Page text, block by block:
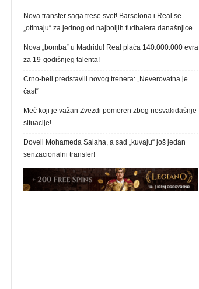
Nova transfer saga trese svet! Barselona i Real se
„otimaju“ za jednog od najboljih fudbalera današnjice
Nova „bomba“ u Madridu! Real plaća 140.000.000 evra
za 19-godišnjeg talenta!
Crno-beli predstavili novog trenera: „Neverovatna je
čast“
Meč koji je važan Zvezdi pomeren zbog nesvakidašnje
situacije!
Doveli Mohameda Salaha, a sad „kuvaju“ još jedan
senzacionalni transfer!